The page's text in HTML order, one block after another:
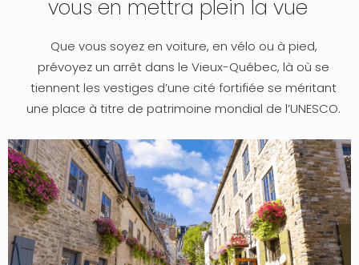
vous en mettra plein la vue
Que vous soyez en voiture, en vélo ou à pied,
prévoyez un arrêt dans le Vieux-Québec, là où se
tiennent les vestiges d’une cité fortifiée se méritant
une place à titre de patrimoine mondial de l’UNESCO.